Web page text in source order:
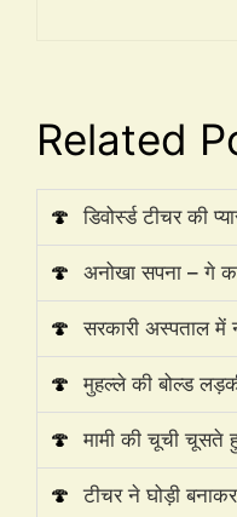
Related
🍄 डिवोर्स्ड टीचर की
🍄 अनोखा सपना – गे
🍄 सरकारी अस्पताल
🍄 मुहल्ले की बोल्ड
🍄 मामी की चूची चूसते
🍄 टीचर ने घोड़ी